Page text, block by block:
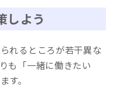
しよう
れるところが若干異な
も「一緒に働きたい
す。